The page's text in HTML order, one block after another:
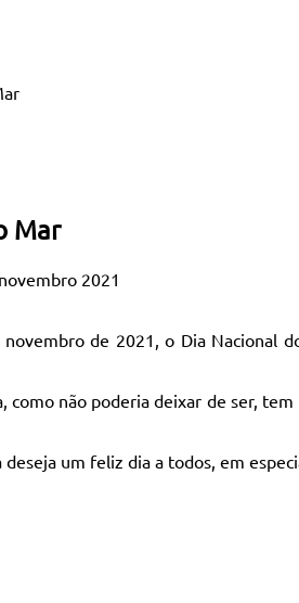
Mar
2021
de 2021, o Dia Nacional
como não poderia deixar de ser,
deseja um feliz dia a todos, em